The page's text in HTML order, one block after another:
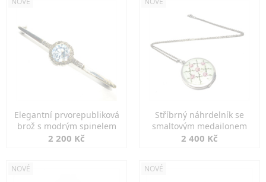
Elegantní prvorepubliková
brož s modrým spinelem
2 200 Kč
Stříbrný náhrdelník se
smaltovým medailonem
2 400 Kč
NOVÉ NOVÉ